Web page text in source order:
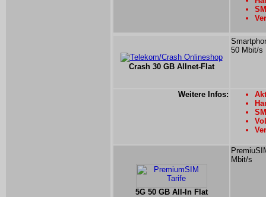
Crash 30 GB Allnet-Flat
50 Mbit/s
Weitere Infos:
5G 50 GB All-In Flat
Mbit/s